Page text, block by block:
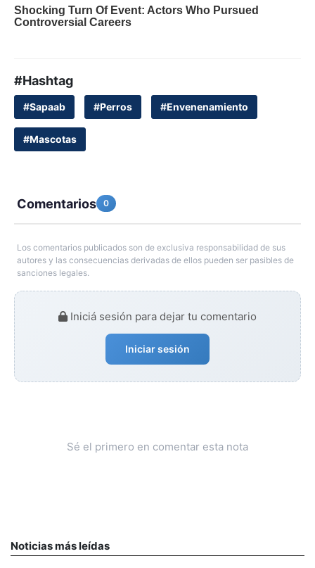
#Hashtag
#Sapaab #Perros #Envenenamiento
#Mascotas
Comentarios 0
Los comentarios publicados son de exclusiva responsabilidad de sus
autores y las consecuencias derivadas de ellos pueden ser pasibles de
sanciones legales.
Iniciá sesión para dejar tu comentario
Iniciar sesión
Sé el primero en comentar esta nota
Noticias más leídas